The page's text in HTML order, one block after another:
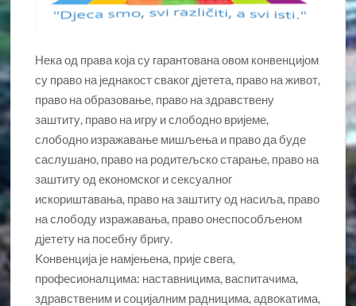
Нека од права која су гарантована овом конвенцијом
су право на једнакост сваког дјетета, право на живот,
право на образовање, право на здравствену
заштиту, право на игру и слободно вријеме,
слободно изражавање мишљења и право да буде
саслушано, право на родитељско старање, право на
заштиту од економског и сексуалног
искориштавања, право на заштиту од насиља, право
на слободу изражавања, право онеспособљеном
дјетету на посебну бригу.
Kонвенција је намјењена, прије свега,
професионалцима: наставницима, васпитачима,
здравственим и социјалним радницима, адвокатима,